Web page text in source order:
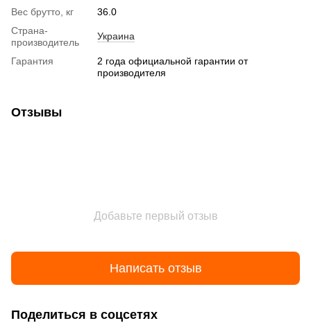
Вес брутто, кг
36.0
Страна-
производитель
Украина
Гарантия
2 года официальной гарантии от
производителя
Отзывы
Добавьте первый отзыв
Написать отзыв
Поделиться в соцсетях